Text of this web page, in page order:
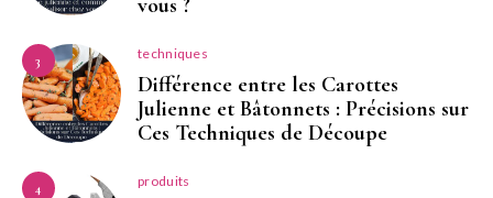
vous ?
3 techniques
Différence entre les Carottes
Julienne et Bâtonnets : Précisions sur
Ces Techniques de Découpe
4 produits